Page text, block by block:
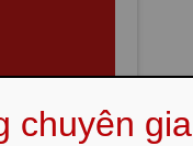
chuyên gia